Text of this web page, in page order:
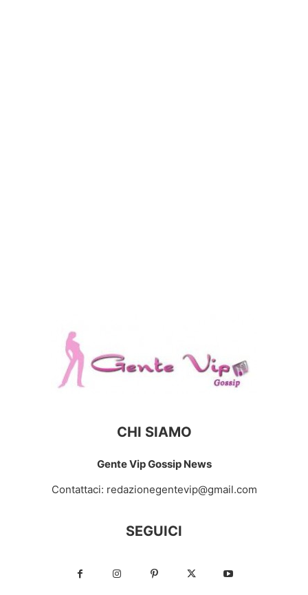
CHI SIAMO
Gente Vip Gossip News
Contattaci: redazionegentevip@gmail.com
SEGUICI